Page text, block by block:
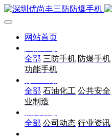
网站首页
全部 三防手机 防爆手机
功能手机
全部 石油化工 公共安全
业制造
全部 公司动态 行业资讯